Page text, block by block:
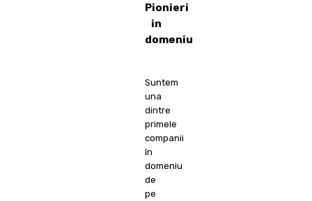
Pionieri
in
domeniu
Suntem
una
dintre
primele
companii
în
domeniu
de
pe